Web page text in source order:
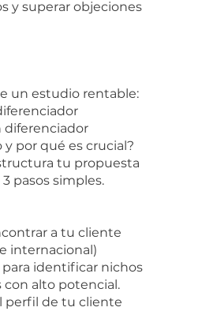
y superar objeciones
un estudio rentable:
diferenciador
por qué es crucial?
tu propuesta
pasos simples.
a tu cliente
internacional)
para identificar nichos
con alto potencial.
perfil de tu cliente